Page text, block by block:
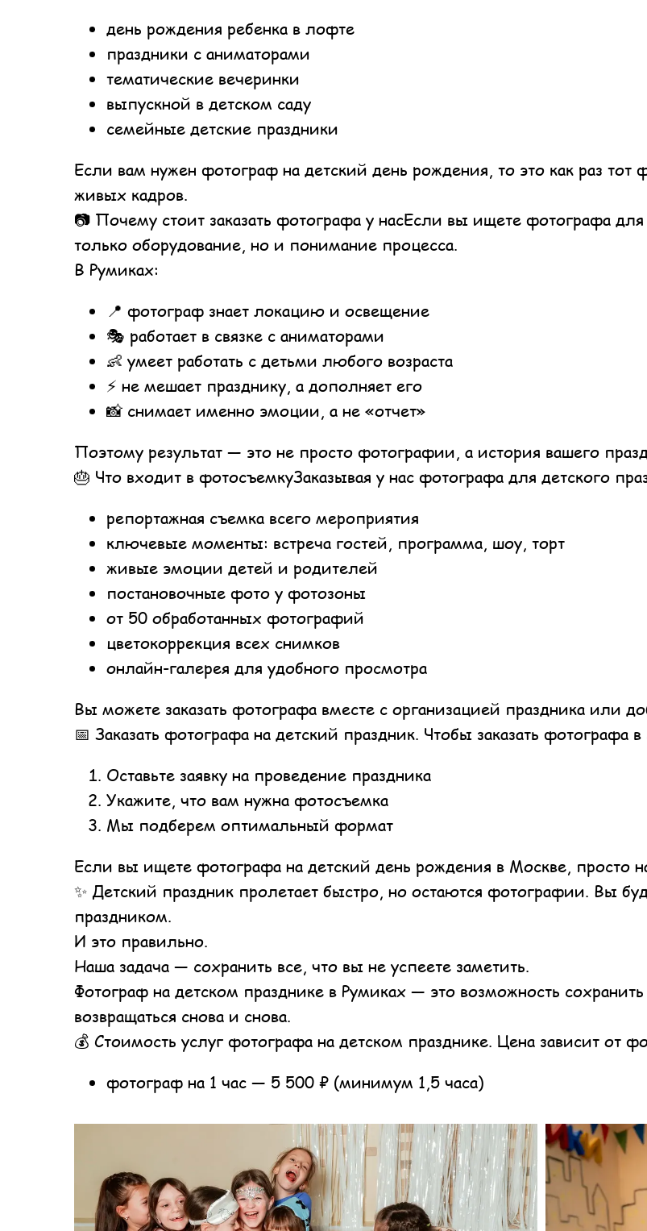
день рождения ребенка в лофте
праздники с аниматорами
тематические вечеринки
выпускной в детском саду
семейные детские праздники
Если вам нужен фотограф на детский день рождения, то это как раз
живых кадров.
📷 Почему стоит заказать фотографа у насЕсли вы ищете фотографа
только оборудование, но и понимание процесса.
В Румиках:
📍 фотограф знает локацию и освещение
🎭 работает в связке с аниматорами
👶 умеет работать с детьми любого возраста
⚡ не мешает празднику, а дополняет его
📸 снимает именно эмоции, а не «отчет»
Поэтому результат — это не просто фотографии, а история вашего
🎂 Что входит в фотосъемкуЗаказывая у нас фотографа для детского
репортажная съемка всего мероприятия
ключевые моменты: встреча гостей, программа, шоу, торт
живые эмоции детей и родителей
постановочные фото у фотозоны
от 50 обработанных фотографий
цветокоррекция всех снимков
онлайн-галерея для удобного просмотра
Вы можете заказать фотографа вместе с организацией праздника или
📅 Заказать фотографа на детский праздник. Чтобы заказать фотографа
Оставьте заявку на проведение праздника
Укажите, что вам нужна фотосъемка
Мы подберем оптимальный формат
Если вы ищете фотографа на детский день рождения в Москве, просто
✨ Детский праздник пролетает быстро, но остаются фотографии. Вы
праздником.
И это правильно.
Наша задача — сохранить все, что вы не успеете заметить.
Фотограф на детском празднике в Румиках — это возможность
возвращаться снова и снова.
💰 Стоимость услуг фотографа на детском празднике. Цена зависит от
фотограф на 1 час — 5 500 ₽ (минимум 1,5 часа)